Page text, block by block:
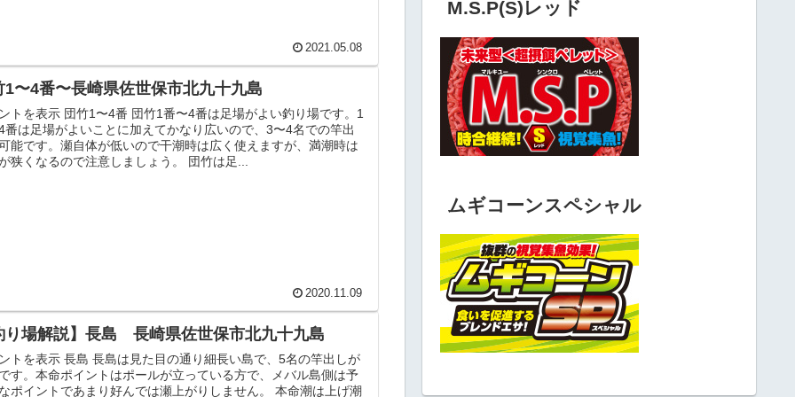
2021.05.08
1〜4番〜長崎県佐世保市北九十九島
トを表示 団竹1〜4番 団竹1番〜4番は足場がよい釣り場です。1
番は足場がよいことに加えてかなり広いので、3〜4名での竿出
能です。瀬自体が低いので干潮時は広く使えますが、満潮時は
狭くなるので注意しましょう。 団竹は足...
2020.11.09
り場解説】長島 長崎県佐世保市北九十九島
トを表示 長島 長島は見た目の通り細長い島で、5名の竿出しが
す。本命ポイントはポールが立っている方で、メバル島側は予
ポイントであまり好んでは瀬上がりしません。 本命潮は上げ潮
M.S.P(S)レッド
ムギコーンスペシャル